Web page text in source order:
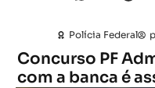
Polícia Federal
Concurso PF
com a banca é